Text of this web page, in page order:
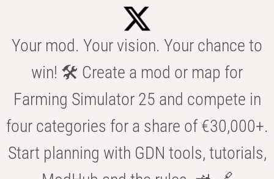
Your mod. Your vision. Your chance to
win! 🛠️ Create a mod or map for
Farming Simulator 25 and compete in
four categories for a share of €30,000+.
Start planning with GDN tools, tutorials,